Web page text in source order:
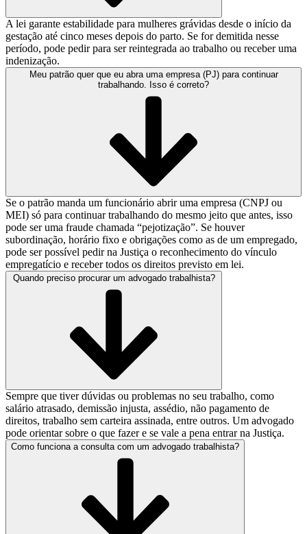
A lei garante estabilidade para mulheres grávidas desde o início da
gestação até cinco meses depois do parto. Se for demitida nesse
período, pode pedir para ser reintegrada ao trabalho ou receber uma
indenização.
Meu patrão quer que eu abra uma empresa (PJ) para continuar
trabalhando. Isso é correto?
Se o patrão manda um funcionário abrir uma empresa (CNPJ ou
MEI) só para continuar trabalhando do mesmo jeito que antes, isso
pode ser uma fraude chamada “pejotização”. Se houver
subordinação, horário fixo e obrigações como as de um empregado,
pode ser possível pedir na Justiça o reconhecimento do vínculo
empregatício e receber todos os direitos previsto em lei.
Quando preciso procurar um advogado trabalhista?
Sempre que tiver dúvidas ou problemas no seu trabalho, como
salário atrasado, demissão injusta, assédio, não pagamento de
direitos, trabalho sem carteira assinada, entre outros. Um advogado
pode orientar sobre o que fazer e se vale a pena entrar na Justiça.
Como funciona a consulta com um advogado trabalhista?